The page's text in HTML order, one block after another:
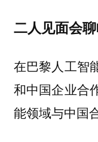
二人见面会聊
在巴黎人工智
和中国企业合
能领域与中国